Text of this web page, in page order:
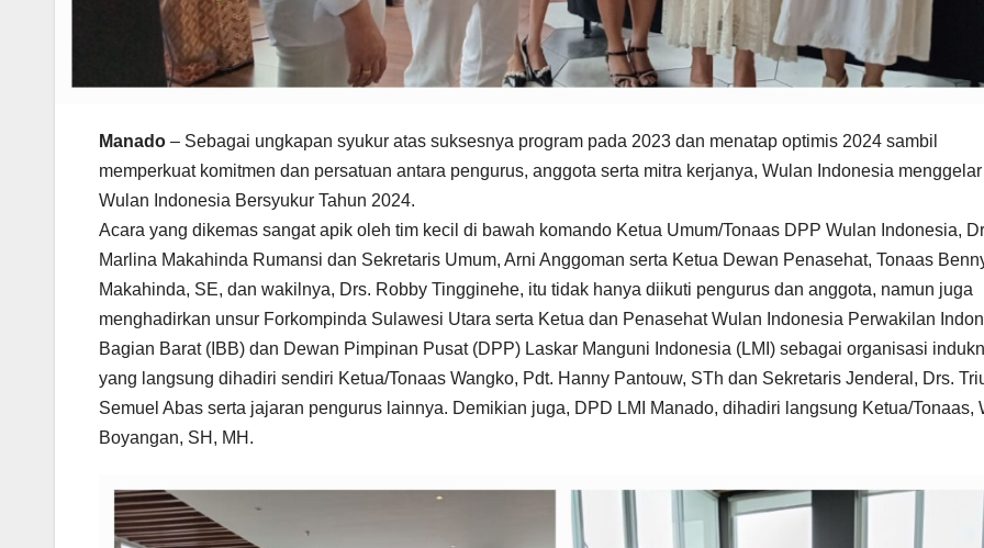
Manado – Sebagai ungkapan syukur atas suksesnya program pada 2023 dan menatap optimis 2024 sambil
memperkuat komitmen dan persatuan antara pengurus, anggota serta mitra kerjanya, Wulan Indonesia menggelar
Wulan Indonesia Bersyukur Tahun 2024.
Acara yang dikemas sangat apik oleh tim kecil di bawah komando Ketua Umum/Tonaas DPP Wulan Indonesia,
Marlina Makahinda Rumansi dan Sekretaris Umum, Arni Anggoman serta Ketua Dewan Penasehat, Tonaas
Makahinda, SE, dan wakilnya, Drs. Robby Tingginehe, itu tidak hanya diikuti pengurus dan anggota, namun juga
menghadirkan unsur Forkompinda Sulawesi Utara serta Ketua dan Penasehat Wulan Indonesia Perwakilan
Bagian Barat (IBB) dan Dewan Pimpinan Pusat (DPP) Laskar Manguni Indonesia (LMI) sebagai organisasi
yang langsung dihadiri sendiri Ketua/Tonaas Wangko, Pdt. Hanny Pantouw, STh dan Sekretaris Jenderal, Drs.
Semuel Abas serta jajaran pengurus lainnya. Demikian juga, DPD LMI Manado, dihadiri langsung Ketua/Tonaas,
Boyangan, SH, MH.